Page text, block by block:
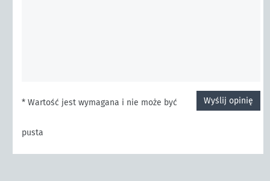
Wyślij opinię
* Wartość jest wymagana i nie może być
pusta